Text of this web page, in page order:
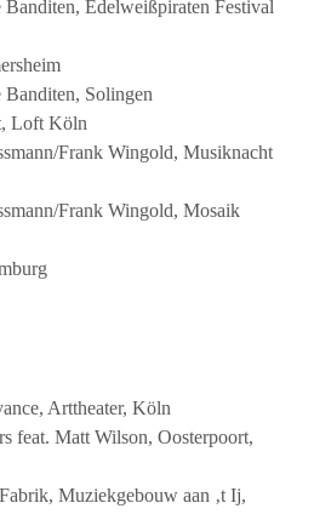
Edelweißpiraten Festival
Solingen
Loft Köln
Frank Wingold, Musiknacht
Frank Wingold, Mosaik
Arttheater, Köln
feat. Matt Wilson, Oosterpoort,
Muziekgebouw aan ‚t Ij,